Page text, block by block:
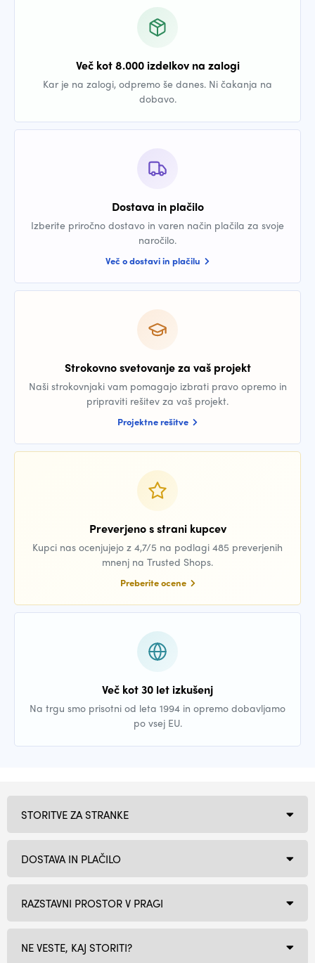
Več kot 8.000 izdelkov na zalogi
Kar je na zalogi, odpremo še danes. Ni čakanja na
dobavo.
Dostava in plačilo
Izberite priročno dostavo in varen način plačila za svoje
naročilo.
Več o dostavi in plačilu
Strokovno svetovanje za vaš projekt
Naši strokovnjaki vam pomagajo izbrati pravo opremo in
pripraviti rešitev za vaš projekt.
Projektne rešitve
Preverjeno s strani kupcev
Kupci nas ocenjujejo z 4,7/5 na podlagi 485 preverjenih
mnenj na Trusted Shops.
Preberite ocene
Več kot 30 let izkušenj
Na trgu smo prisotni od leta 1994 in opremo dobavljamo
po vsej EU.
RAZSTAVNI PROSTOR V PRAGI
NE VESTE, KAJ STORITI?
STORITVE ZA STRANKE
DOSTAVA IN PLAČILO